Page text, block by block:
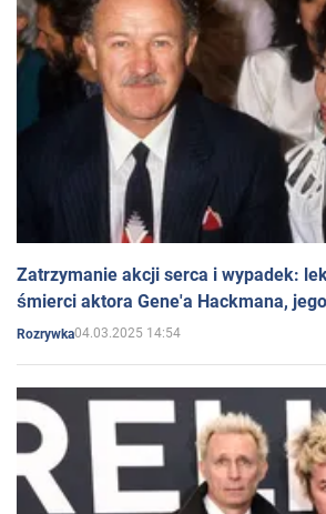
Zatrzymanie akcji serca i wypadek:
śmierci aktora Gene'a Hackmana,
Rozrywka04.03.2025 14:54